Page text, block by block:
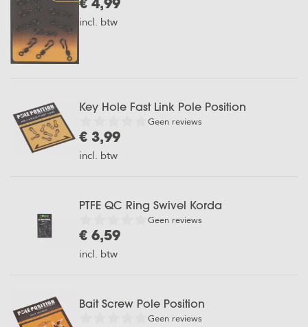
€ 4,99
incl. btw
Key Hole Fast Link Pole Position
Geen reviews
€ 3,99
incl. btw
PTFE QC Ring Swivel Korda
Geen reviews
€ 6,59
incl. btw
Bait Screw Pole Position
Geen reviews